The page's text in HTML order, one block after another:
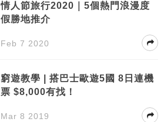
情人節旅行2020｜5個熱門浪漫度
假勝地推介
Feb 7 2020
窮遊教學 | 搭巴士歐遊5國 8日連機
票 $8,000有找！
Mar 8 2019